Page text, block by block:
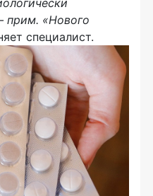
прим. «Нового
специалист.